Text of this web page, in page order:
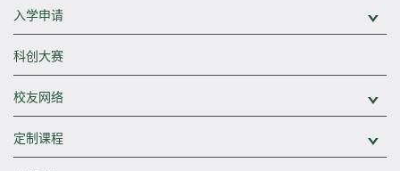
入学申请
科创大赛
校友网络
定制课程